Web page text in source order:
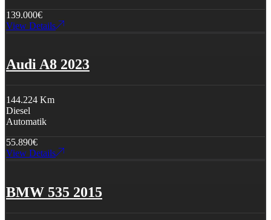
139.000€
View Details
Audi A8 2023
144.224 Km
Diesel
Automatik
55.890€
View Details
BMW 535 2015